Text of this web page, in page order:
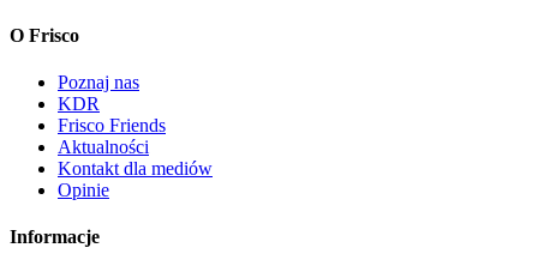
O Frisco
Poznaj nas
KDR
Frisco Friends
Aktualności
Kontakt dla mediów
Opinie
Informacje